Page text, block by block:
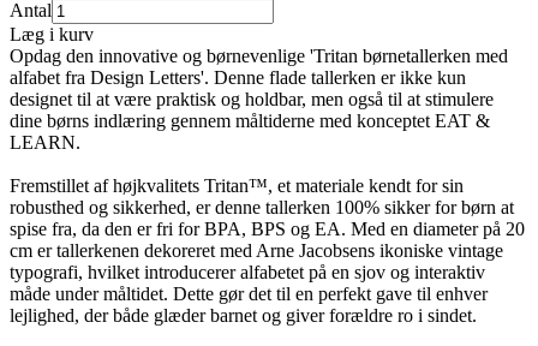
Antal
Læg i kurv
Opdag den innovative og børnevenlige 'Tritan børnetallerken med
alfabet fra Design Letters'. Denne flade tallerken er ikke kun
designet til at være praktisk og holdbar, men også til at stimulere
dine børns indlæring gennem måltiderne med konceptet EAT &
LEARN.
Fremstillet af højkvalitets Tritan™, et materiale kendt for sin
robusthed og sikkerhed, er denne tallerken 100% sikker for børn at
spise fra, da den er fri for BPA, BPS og EA. Med en diameter på 20
cm er tallerkenen dekoreret med Arne Jacobsens ikoniske vintage
typografi, hvilket introducerer alfabetet på en sjov og interaktiv
måde under måltidet. Dette gør det til en perfekt gave til enhver
lejlighed, der både glæder barnet og giver forældre ro i sindet.